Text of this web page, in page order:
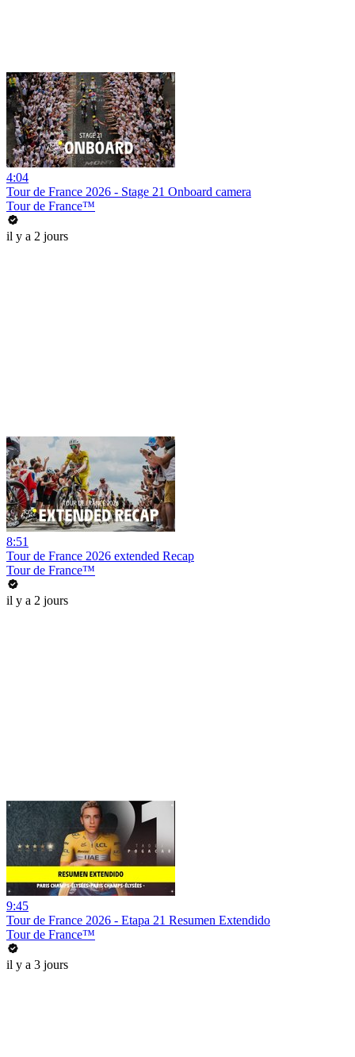
4:04
Tour de France 2026 - Stage 21 Onboard camera
Tour de France™
il y a 2 jours
8:51
Tour de France 2026 extended Recap
Tour de France™
il y a 2 jours
9:45
Tour de France 2026 - Etapa 21 Resumen Extendido
Tour de France™
il y a 3 jours